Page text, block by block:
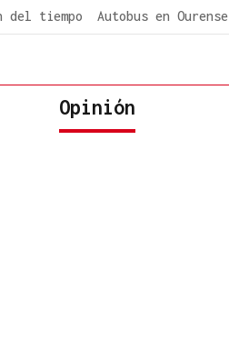
del tiempo Autobus en Ourense
Opinión